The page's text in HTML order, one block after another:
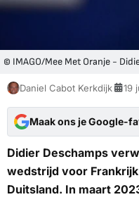
© IMAGO/Mee Met Oranje -
Daniel Cabot Kerkdijk 19
Maak ons je Google-
Didier Deschamps
wedstrijd voor
Duitsland. In maart